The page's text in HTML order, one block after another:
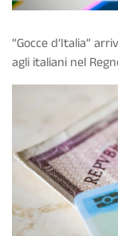
“Gocce d’Italia”
agli italiani nel